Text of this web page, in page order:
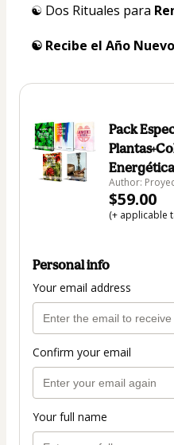
☯️ Dos Rituales para
☯️ Recibe el Año Nuevo
Pack
Energética
Author:
$59.00
(+ applicable
Personal info
Your email address
Confirm your email
Your full name